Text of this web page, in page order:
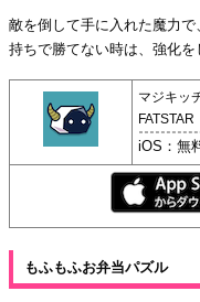
敵を倒して手に入れた魔力
持ちで勝てない時は、強化を
マジキッ
FATSTAR
iOS：無
もふもふお弁当パズル